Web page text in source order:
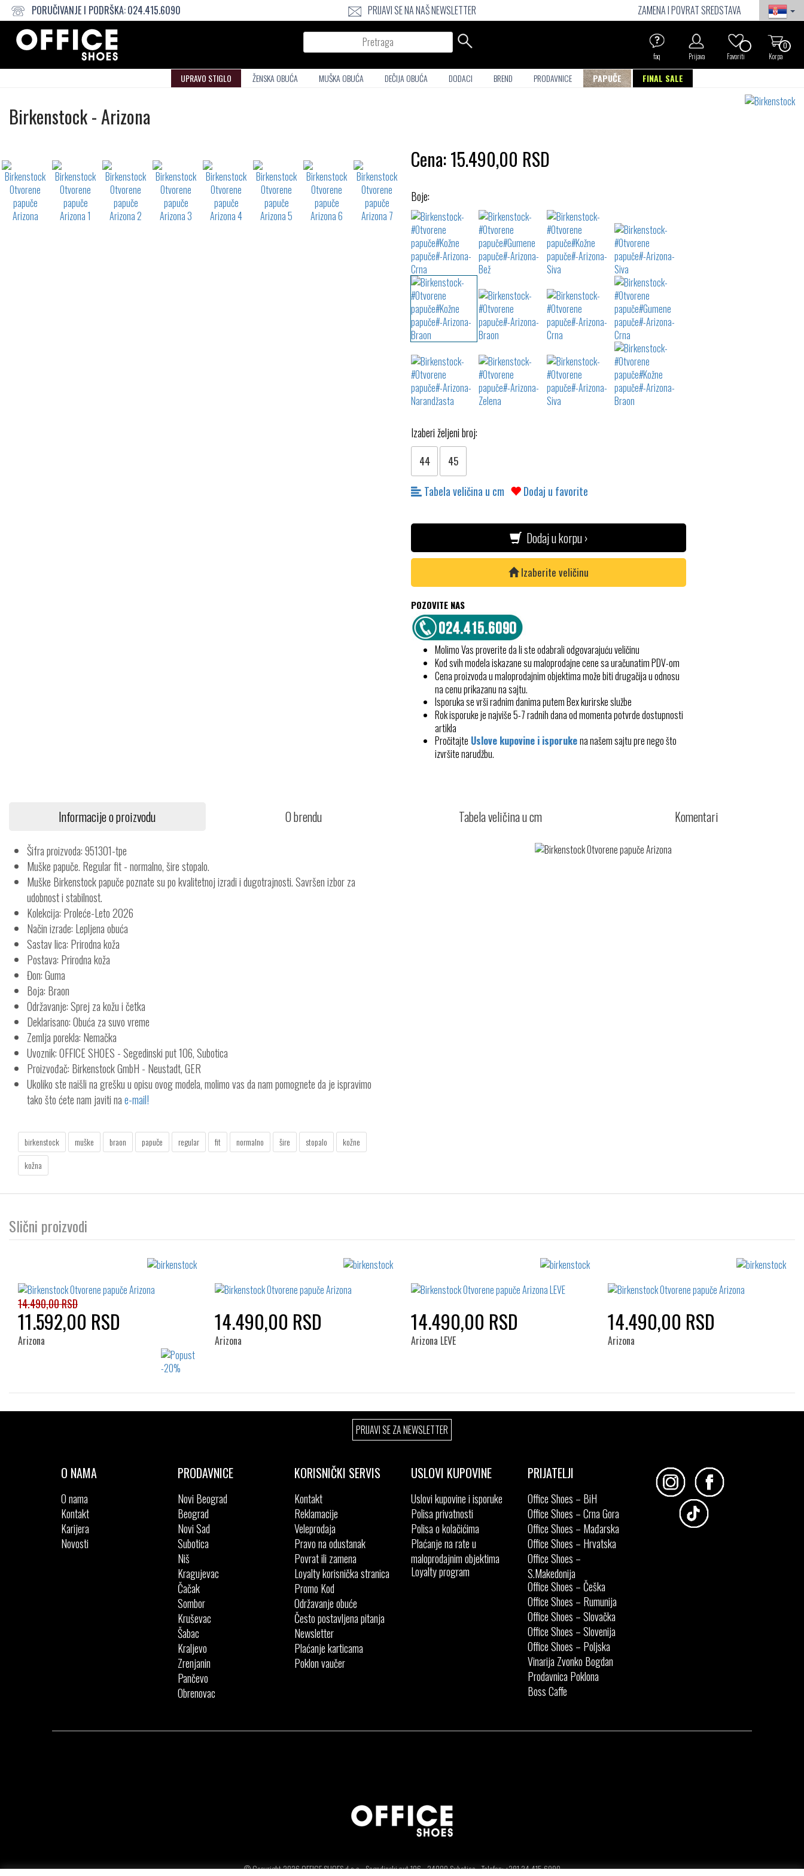
PORUČIVANJE I PODRŠKA:024.415.6090 PRIJAVI SE NA NAŠ NEWSLETTER
ZAMENA I POVRAT SREDSTAVA
Pretraga
0
Korpa
Favoriti
Prijava
faq
UPRAVO STIGLO ŽENSKA OBUĆA MUŠKA OBUĆA DEČIJA OBUĆA DODACI BREND PRODAVNICE PAPUČE FINAL SALE
BirkenstockOtvorene
-Arizona
waterrepellent Cena:15.490,00 RSD
Boje:
Izaberi željeni broj:
44 45
Tabela veličina u cm Dodaj u favorite
Dodaj u korpu ›
Izaberite veličinu
POZOVITE NAS
Molimo Vas proverite da li ste odabrali odgovarajuću veličinu
Kod svih modela iskazane su maloprodajne cene sa uračunatim PDV-om
Cena proizvoda u maloprodajnim objektima može biti drugačija u odnosu
na cenu prikazanu na sajtu.
Isporuka se vrši radnim danima putem Bex kurirske službe
Rok isporuke je najviše 5-7 radnih dana od momenta potvrde dostupnosti
artikla
Pročitajte Uslove kupovine i isporukena našem sajtu pre nego što
izvršite narudžbu.
Informacije o proizvodu O brendu Tabela veličina u cm Komentari
Šifra proizvoda: 951301-tpe
Muške papuče. Regular fit - normalno, šire stopalo.
Muške Birkenstock papuče poznate su po kvalitetnoj izradi i dugotrajnosti. Savršen izbor za
udobnost i stabilnost.
Kolekcija: Proleće-Leto 2026
Način izrade: Lepljena obuća
Sastav lica: Prirodna koža
Postava: Prirodna koža
Đon: Guma
Boja: Braon
Održavanje: Sprej za kožu i četka
Deklarisano: Obuća za suvo vreme
Zemlja porekla: Nemačka
Uvoznik: OFFICE SHOES - Segedinski put 106, Subotica
Proizvođač: Birkenstock GmbH - Neustadt, GER
Ukoliko ste naišli na grešku u opisu ovog modela, molimo vas da nam pomognete da je ispravimo
tako što ćete nam javiti nae-mail!
birkenstock muške braon papuče regular fit normalno šire stopalo
kožne
kožna
Slični proizvodi
14.490,00 RSD
11.592,00 RSD
Arizona
Izaberi željeni broj:
14.490,00 RSD
Arizona
41
14.490,00 RSD
Arizona LEVE
14.490,00 RSD
Arizona
PRIJAVI SE ZA NEWSLETTER
O NAMA
O nama
Kontakt
Karijera
Novosti
PRODAVNICE
Novi Beograd
Beograd
Novi Sad
Subotica
Niš
Kragujevac
Čačak
Sombor
Kruševac
Šabac
Kraljevo
Zrenjanin
Pančevo
Obrenovac
KORISNIČKI SERVIS
Kontakt
Reklamacije
Veleprodaja
Pravo na odustanak
Povrat ili zamena
Loyalty korisnička stranica
Promo Kod
Održavanje obuće
Često postavljena pitanja
Newsletter
Plaćanje karticama
Poklon vaučer
USLOVI KUPOVINE
Uslovi kupovine i isporuke
Polisa privatnosti
Polisa o kolačićima
Plaćanje na rate u
maloprodajnim objektima
Loyalty program
PRIJATELJI
Office Shoes – BiH
Office Shoes – Crna Gora
Office Shoes – Mađarska
Office Shoes – Hrvatska
Office Shoes –
S.Makedonija
Office Shoes – Češka
Office Shoes – Rumunija
Office Shoes – Slovačka
Office Shoes – Slovenija
Office Shoes – Poljska
Vinarija Zvonko Bogdan
Prodavnica Poklona
Boss Caffe
© Copyright 2026 OFFICE SHOES d.o.o - Segedinski put 106 - 24000 Subotica - Telefon: +381.24.415.6090